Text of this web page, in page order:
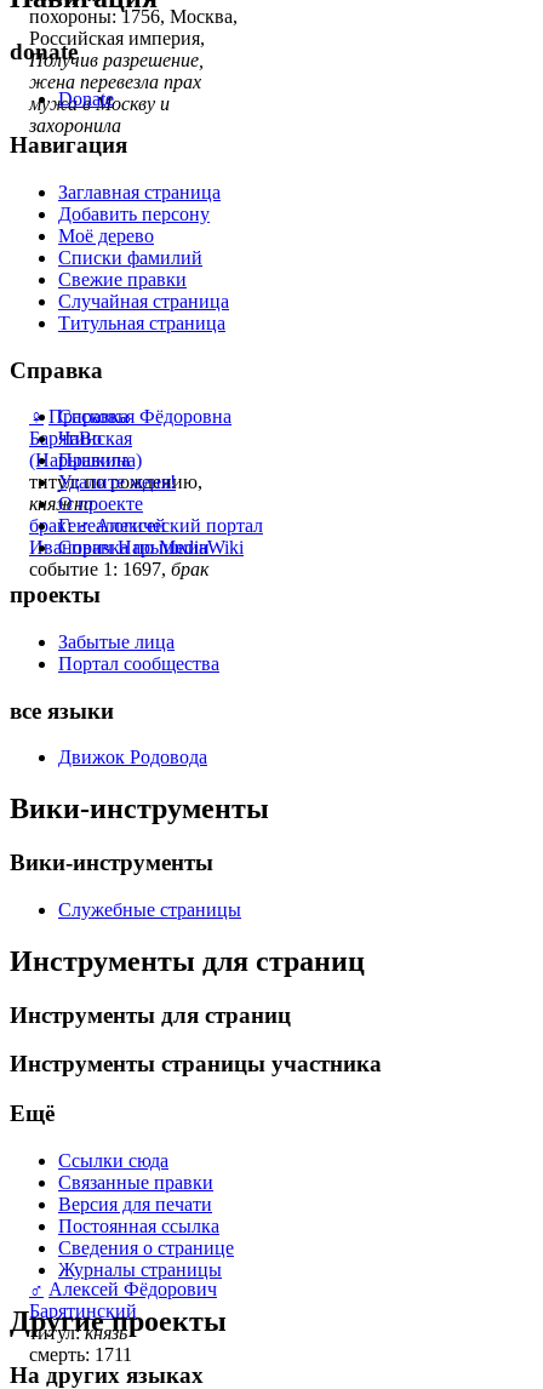
похороны: 1756, Москва,
Российская империя,
Получив разрешение,
жена перевезла прах
мужа в Москву и
захоронила
♀ Прасковья Фёдоровна
Барятинская
(Нарышкина)
титул: по рождению,
княжна
брак:♂ Алексей
Иванович Нарышкин
событие 1: 1697, брак
♂ Алексей Фёдорович
Барятинский
титул:князь
смерть: 1711
donate
Donate
Навигация
Заглавная страница
Добавить персону
Моё дерево
Списки фамилий
Свежие правки
Случайная страница
Титульная страница
Справка
Справка
ЧаВо
Правила
Удалите меня!
О проекте
Генеалогический портал
Справка по MediaWiki
проекты
Забытые лица
Портал сообщества
все языки
Движок Родовода
Вики-инструменты
Вики-инструменты
Служебные страницы
Инструменты для страниц
Инструменты для страниц
Инструменты страницы участника
Ещё
Ссылки сюда
Связанные правки
Версия для печати
Постоянная ссылка
Сведения о странице
Журналы страницы
Другие проекты
На других языках